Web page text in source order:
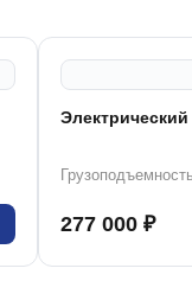
277 000 ₽